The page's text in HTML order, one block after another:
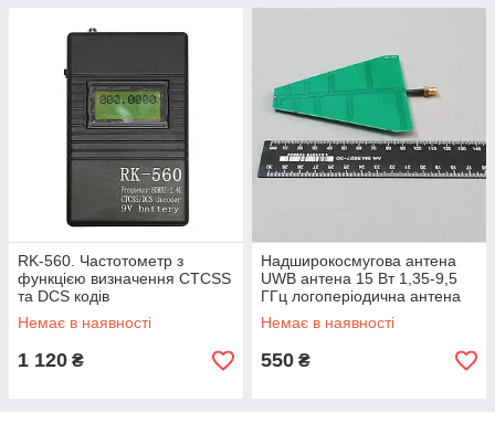
RK-560. Частотометр з
функцією визначення CTCSS
та DCS кодів
Немає в наявності
1 120 ₴
Надширокосмугова антена
UWB антена 15 Вт 1,35-9,5
ГГц логоперіодична антена
5-6 дБ
Немає в наявності
550 ₴